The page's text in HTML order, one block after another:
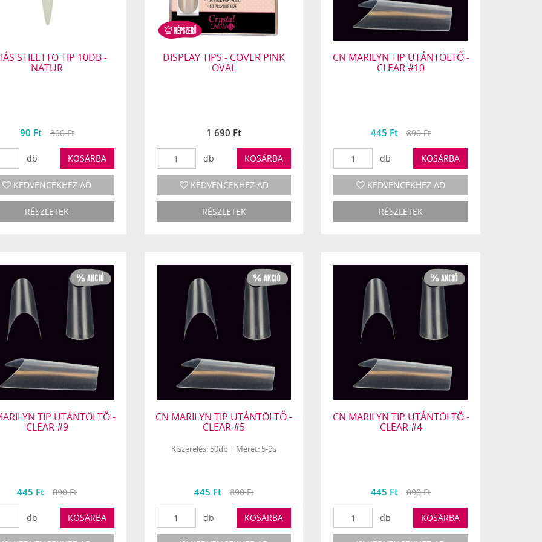
STILETTO TIP 10DB -
NATUR
90 Ft 300 Ft
db KOSÁRBA
KEDVENCEKHEZ AD
RÉSZLETEK
DISPLAY TIPS - COVER PINK
OVAL
1 690 Ft
db KOSÁRBA
KEDVENCEKHEZ AD
RÉSZLETEK
CN MARILYN TIP UTÁNTÖLTŐ -
CLEAR #10
445 Ft 890 Ft
db KOSÁRBA
KEDVENCEKHEZ AD
RÉSZLETEK
TIP UTÁNTÖLTŐ -
CLEAR #9
445 Ft 890 Ft
db KOSÁRBA
CN MARILYN TIP UTÁNTÖLTŐ -
CLEAR #5
Kiszerelés: 50db | Méret: 5-ös
445 Ft 890 Ft
db KOSÁRBA
CN MARILYN TIP UTÁNTÖLTŐ -
CLEAR #4
445 Ft 890 Ft
db KOSÁRBA